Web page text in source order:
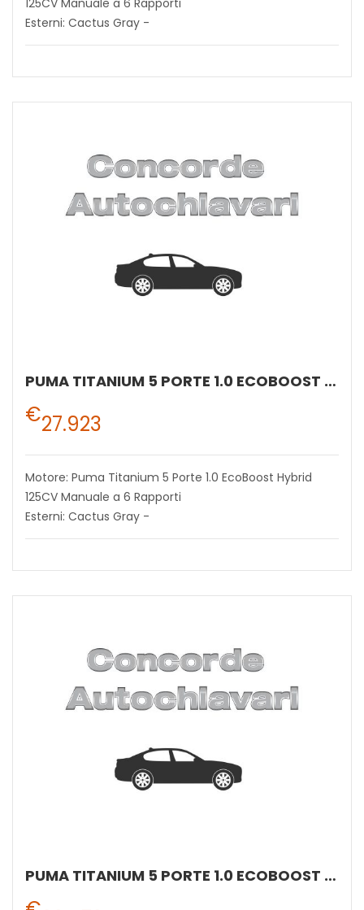
Esterni: Cactus Gray -
PUMA TITANIUM 5 PORTE 1.0 ECOBOOST HYBRID 125CV MANUALE A 6 RAPPORTI
€27.923
Motore: Puma Titanium 5 Porte 1.0 EcoBoost Hybrid
125CV Manuale a 6 Rapporti
Esterni: Cactus Gray -
PUMA TITANIUM 5 PORTE 1.0 ECOBOOST HYBRID 125CV MANUALE A 6 RAPPORTI